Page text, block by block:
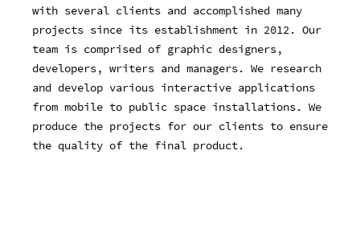
with several clients and accomplished many
projects since its establishment in 2012. Our
team is comprised of graphic designers,
developers, writers and managers. We research
and develop various interactive applications
from mobile to public space installations. We
produce the projects for our clients to ensure
the quality of the final product.